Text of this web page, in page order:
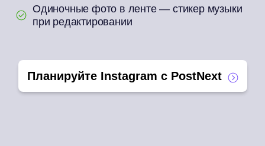
Одиночные фото в ленте — стикер музыки
при редактировании
Планируйте Instagram с PostNext